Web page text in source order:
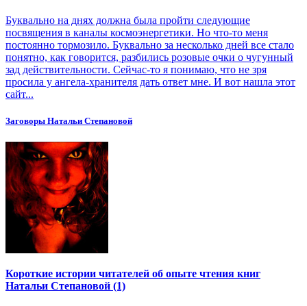
Буквально на днях должна была пройти следующие
посвящения в каналы космоэнергетики. Но что-то меня
постоянно тормозило. Буквально за несколько дней все стало
понятно, как говорится, разбились розовые очки о чугунный
зад действительности. Сейчас-то я понимаю, что не зря
просила у ангела-хранителя дать ответ мне. И вот нашла этот
сайт...
Заговоры Натальи Степановой
Короткие истории читателей об опыте чтения книг
Натальи Степановой (1)